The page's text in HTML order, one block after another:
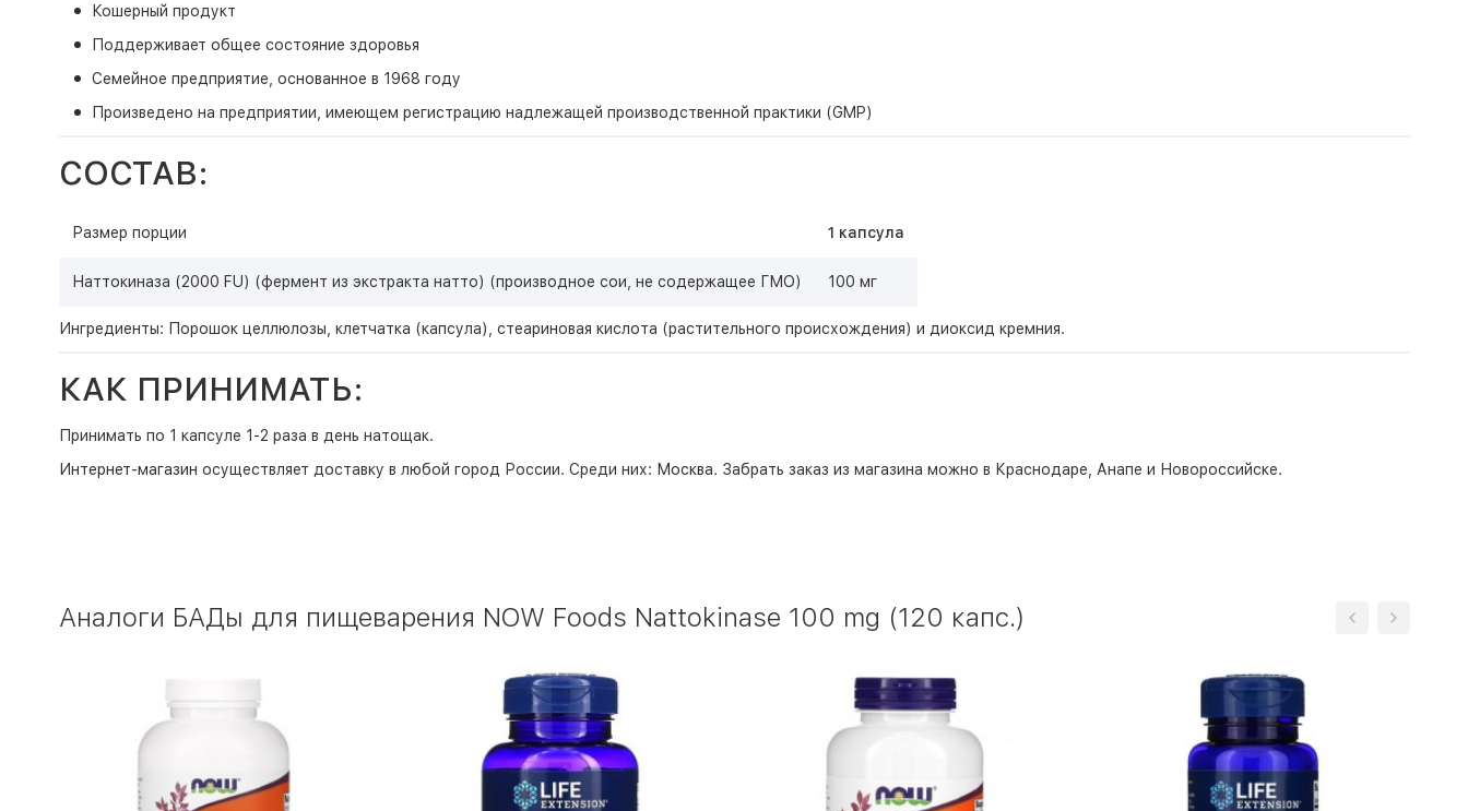
Кошерный продукт
Поддерживает общее состояние здоровья
Семейное предприятие, основанное в 1968 году
Произведено на предприятии, имеющем регистрацию надлежащей производственной практики (GMP)
СОСТАВ:
Размер порции 1 капсула
Наттокиназа (2000 FU) (фермент из экстракта натто) (производное сои, не содержащее ГМО) 100 мг
Ингредиенты: Порошок целлюлозы, клетчатка (капсула), стеариновая кислота (растительного происхождения) и диоксид кремния.
КАК ПРИНИМАТЬ:
Принимать по 1 капсуле 1-2 раза в день натощак.
Интернет-магазин осуществляет доставку в любой город России. Среди них: Москва. Забрать заказ из магазина можно в Краснодаре, Анапе и Новороссийске.
Аналоги БАДы для пищеварения NOW Foods Nattokinase 100 mg (120 капс.)